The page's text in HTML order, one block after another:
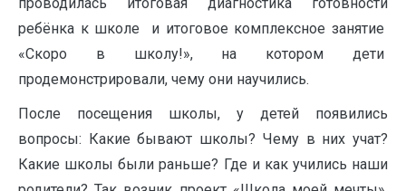
ребёнка к школе и итоговое комплексное занятие
«Скоро в школу!», на котором дети
продемонстрировали, чему они научились.
После посещения школы, у детей появились
вопросы: Какие бывают школы? Чему в них учат?
Какие школы были раньше? Где и как учились наши